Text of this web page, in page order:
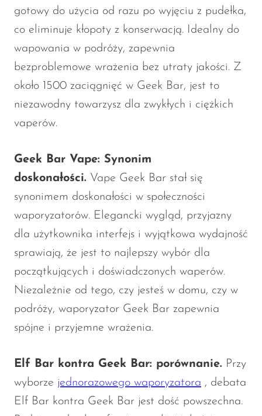
gotowy do użycia od razu po wyjęciu z pudełka,
co eliminuje kłopoty z konserwacją. Idealny do
wapowania w podróży, zapewnia
bezproblemowe wrażenia bez utraty jakości. Z
około 1500 zaciągnięć w Geek Bar, jest to
niezawodny towarzysz dla zwykłych i ciężkich
vaperów.
Geek Bar Vape: Synonim
doskonałości. Vape Geek Bar stał się
synonimem doskonałości w społeczności
waporyzatorów. Elegancki wygląd, przyjazny
dla użytkownika interfejs i wyjątkowa wydajność
sprawiają, że jest to najlepszy wybór dla
początkujących i doświadczonych waperów.
Niezależnie od tego, czy jesteś w domu, czy w
podróży, waporyzator Geek Bar zapewnia
spójne i przyjemne wrażenia.
Elf Bar kontra Geek Bar: porównanie. Przy
wyborze jednorazowego waporyzatora , debata
Elf Bar kontra Geek Bar jest dość powszechna.